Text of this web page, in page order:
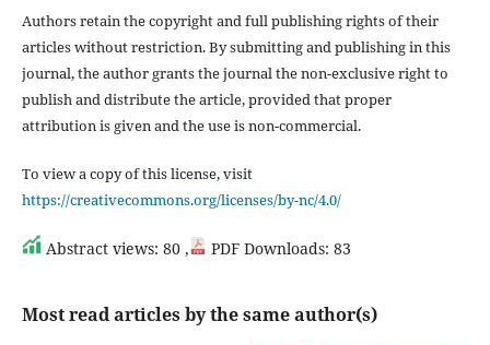
Authors retain the copyright and full publishing rights of their
articles without restriction. By submitting and publishing in this
journal, the author grants the journal the non-exclusive right to
publish and distribute the article, provided that proper
attribution is given and the use is non-commercial.
To view a copy of this license, visit
https://creativecommons.org/licenses/by-nc/4.0/
Abstract views: 80 , PDF Downloads: 83
Most read articles by the same author(s)